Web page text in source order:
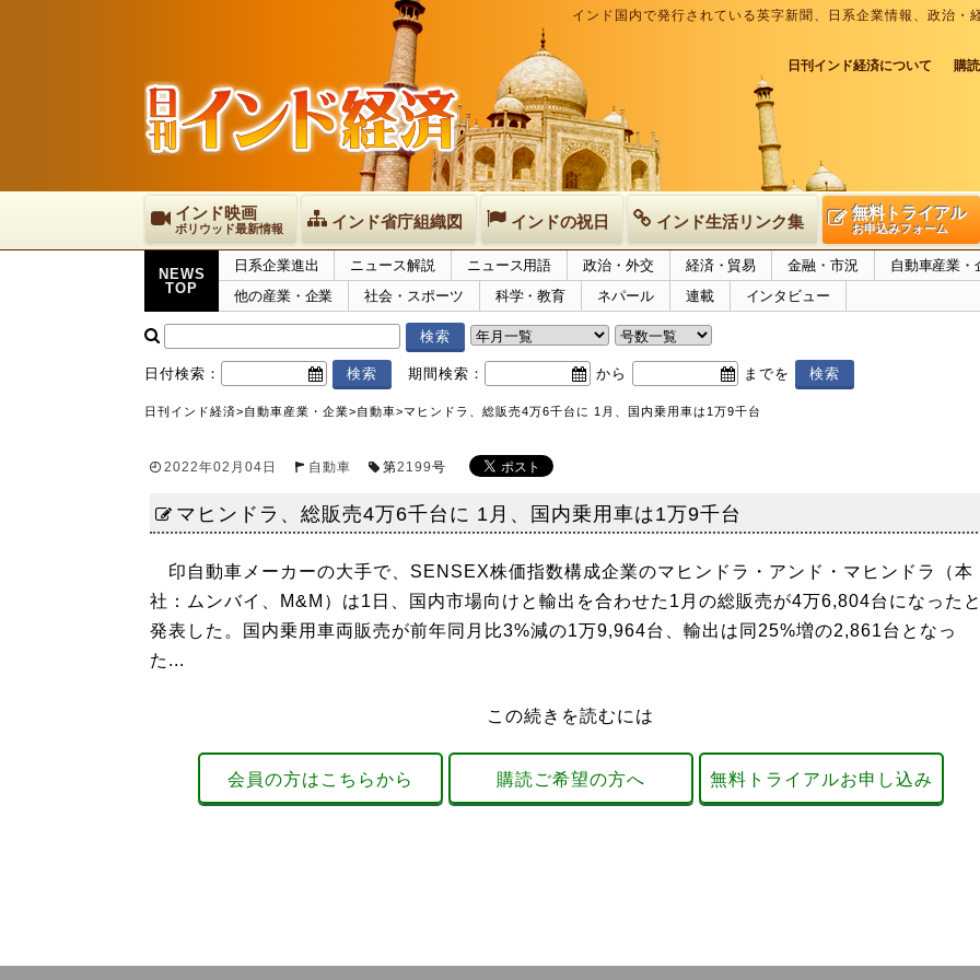
インド国内で発行されている英字新聞、日系企業情報、政治
日刊インド経済について 購
インド映画
ボリウッド最新情報 インド省庁組織図 インドの祝日 インド生活リンク集 無料トライアル
お申込みフォーム
NEWS
TOP
日系企業進出 ニュース解説 ニュース用語 政治・外交 経済・貿易 金融・市況
自動車産業・
他の産業・企業
社会・スポーツ 科学・教育 ネパール 連載 インタビュー
日付検索： 期間検索： から までを
日刊インド経済>自動車産業・企業>自動車>マヒンドラ、総販売4万6千台に 1月、国内乗用車は1万9千台
2022年02月04日 自動車 第2199号
マヒンドラ、総販売4万6千台に 1月、国内乗用車は1万9千台
印自動車メーカーの大手で、SENSEX株価指数構成企業のマヒンドラ・アンド・マヒンドラ（本
社：ムンバイ、M&M）は1日、国内市場向けと輸出を合わせた1月の総販売が4万6,804台になったと
発表した。国内乗用車両販売が前年同月比3%減の1万9,964台、輸出は同25%増の2,861台となっ
た...
この続きを読むには
会員の方はこちらから 購読ご希望の方へ 無料トライアルお申し込み